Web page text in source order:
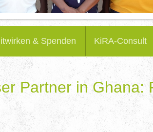
& Spenden KiRA-Consult
Partner in Ghana: